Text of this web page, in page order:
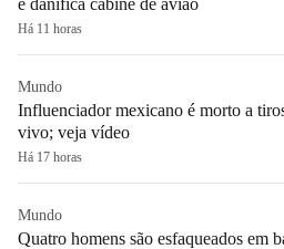
Há 11 horas
Mundo
Influenciador mexicano é morto a
vivo; veja vídeo
Há 17 horas
Mundo
Quatro homens são esfaqueados em